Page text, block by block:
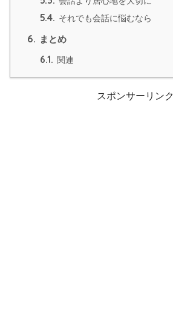
5.4. それでも会話に悩むなら
6. まとめ
6.1. 関連
スポンサーリンク